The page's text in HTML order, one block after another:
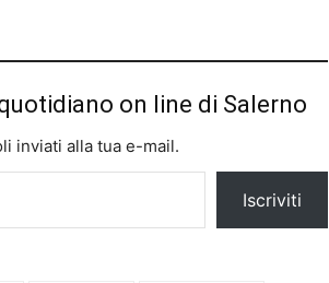
on line di Salerno
inviati alla tua e-mail.
Iscriviti